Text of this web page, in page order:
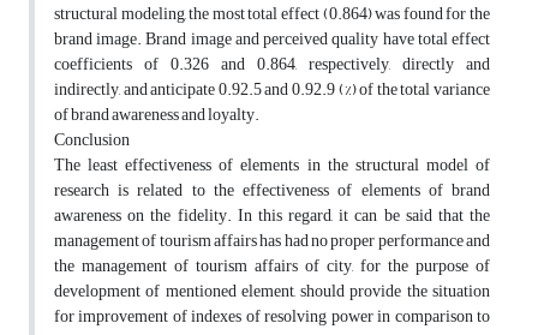
structural modeling, the most total effect (0.864) was found for the
brand image. Brand image and perceived quality have total effect
coefficients of 0.326 and 0.864, respectively, directly and
indirectly, and anticipate 0.92.5 and 0.92.9 (%) of the total variance
of brand awareness and loyalty.
Conclusion
The least effectiveness of elements in the structural model of
research is related to the effectiveness of elements of brand
awareness on the fidelity. In this regard, it can be said that the
management of tourism affairs has had no proper performance and
the management of tourism affairs of city, for the purpose of
development of mentioned element, should provide the situation
for improvement of indexes of resolving power in comparison to